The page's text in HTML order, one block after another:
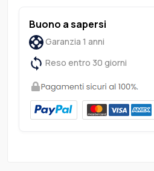
Buono a sapersi
Garanzia 1 anni
Reso entro 30 giorni